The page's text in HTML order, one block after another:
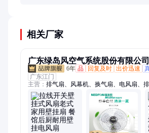
相关厂家
广东绿岛风空气系统股份有限公司
6年 品 回复及时 出价迅速
广东江门
主营： 排气扇、风幕机、换气扇、电风扇、
顶风机、混流风机、通风风机、管道排气、
柜、离心风机、管道风机、排烟防火阀、绿
机、离心式风机、多功能浴霸、大风量贯流
调节阀、大风量水热、全热交换机、风帘机